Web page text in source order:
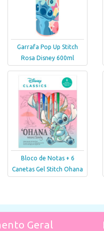
Garrafa Pop Up Stitch
Rosa Disney 600ml
Bloco de Notas + 6
Canetas Gel Stitch Ohana
Geral